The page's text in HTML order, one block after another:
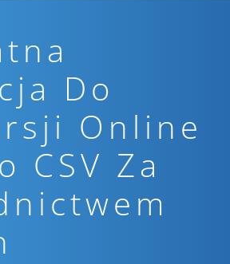
Do
Online
CSV Za